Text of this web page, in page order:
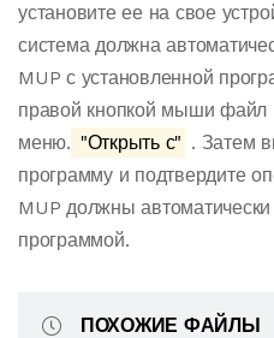
установите ее на свое
система должна
MUP с установленной
правой кнопкой мыши файл
меню. "Открыть с" . Затем
программу и подтвердите
MUP должны
программой.
ПОХОЖИЕ ФАЙЛЫ